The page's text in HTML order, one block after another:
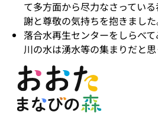
て多方面から尽力なさってい
謝と尊敬の気持ちを抱きました
落合水再生センターをしらべ
川の水は湧水等の集まりだと思